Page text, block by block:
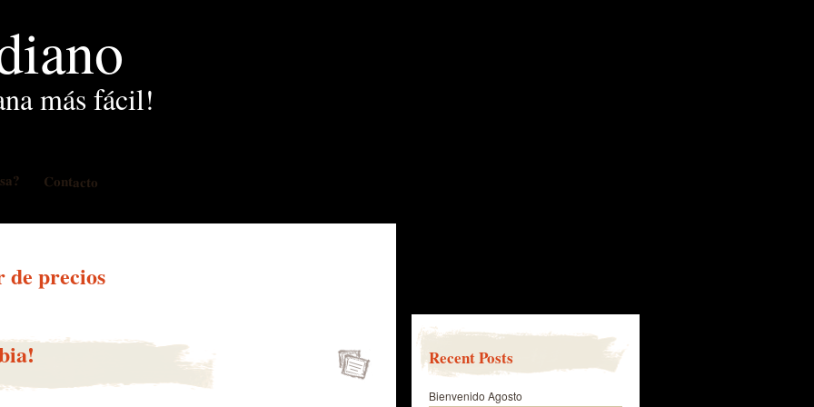
más fácil!
Contacto
de precios
Recent Posts
Bienvenido Agosto